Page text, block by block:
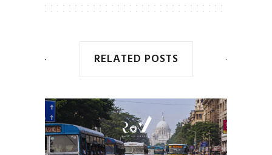
RELATED POSTS